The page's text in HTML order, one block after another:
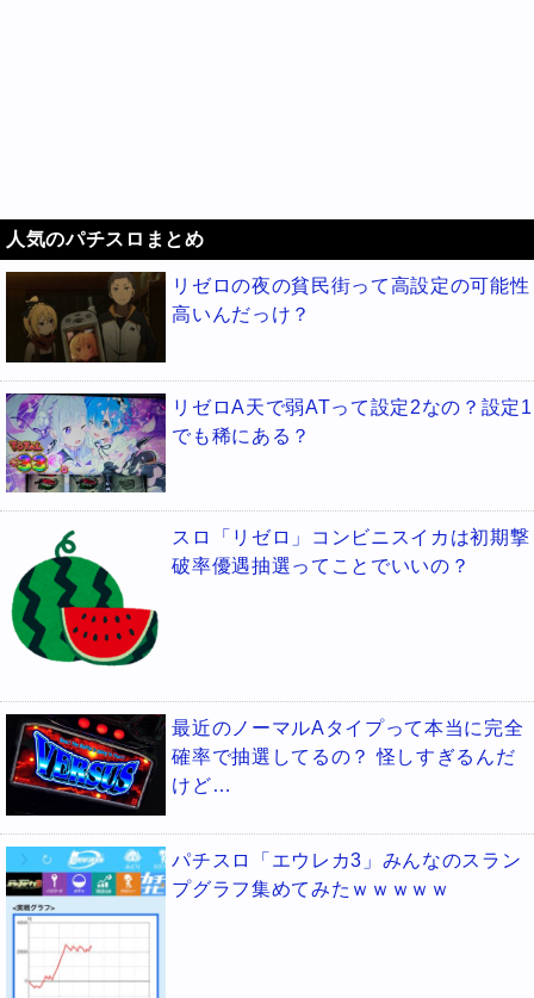
人気のパチスロまとめ
リゼロの夜の貧民街って高設定の可能性
高いんだっけ？
リゼロA天で弱ATって設定2なの？設定1
でも稀にある？
スロ「リゼロ」コンビニスイカは初期撃
破率優遇抽選ってことでいいの？
最近のノーマルAタイプって本当に完全
確率で抽選してるの？ 怪しすぎるんだ
けど…
パチスロ「エウレカ3」みんなのスラン
プグラフ集めてみたｗｗｗｗｗ